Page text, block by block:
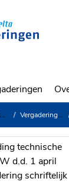
Home Vergaderingen
technische
d.d. 1 april
schriftelijk